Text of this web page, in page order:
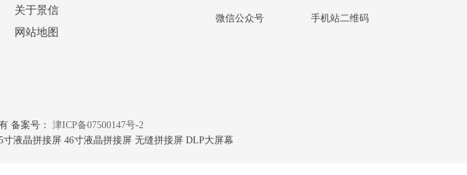
关于景信
网站地图
微信公众号 手机站二维码
备案号： 津ICP备07500147号-2
液晶拼接屏 46寸液晶拼接屏 无缝拼接屏 DLP大屏幕